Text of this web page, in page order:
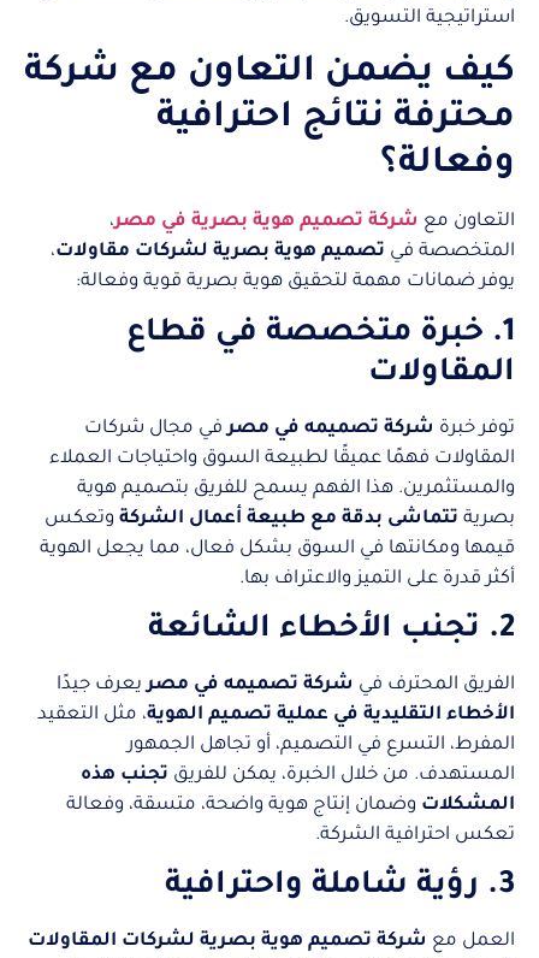
استراتيجية التسويق.
كيف يضمن التعاون مع شركة
محترفة نتائج احترافية
وفعالة؟
التعاون مع شركة تصميم هوية بصرية في مصر،
المتخصصة في تصميم هوية بصرية لشركات مقاولات،
يوفر ضمانات مهمة لتحقيق هوية بصرية قوية وفعالة:
1. خبرة متخصصة في قطاع
المقاولات
توفر خبرة شركة تصميمه في مصرفي مجال شركات
المقاولات فهمًا عميقًا لطبيعة السوق واحتياجات العملاء
والمستثمرين. هذا الفهم يسمح للفريق بتصميم هوية
بصرية تتماشى بدقة مع طبيعة أعمال الشركة وتعكس
قيمها ومكانتها في السوق بشكل فعال، مما يجعل الهوية
أكثر قدرة على التميز والاعتراف بها.
2. تجنب الأخطاء الشائعة
الفريق المحترف في شركة تصميمه في مصريعرف جيدًا
الأخطاء التقليدية في عملية تصميم الهوية، مثل التعقيد
المفرط، التسرع في التصميم، أو تجاهل الجمهور
المستهدف. من خلال الخبرة، يمكن للفريق تجنب هذه
المشكلات وضمان إنتاج هوية واضحة، متسقة، وفعالة
تعكس احترافية الشركة.
3. رؤية شاملة واحترافية
العمل مع شركة تصميم هوية بصرية لشركات المقاولات